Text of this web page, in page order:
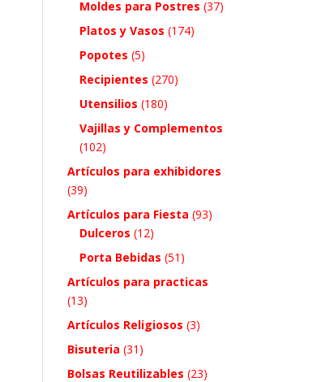
Moldes para Postres (37)
Platos y Vasos (174)
Popotes (5)
Recipientes (270)
Utensilios (180)
Vajillas y Complementos
(102)
Artículos para exhibidores
(39)
Artículos para Fiesta (93)
Dulceros (12)
Porta Bebidas (51)
Artículos para practicas
(13)
Artículos Religiosos (3)
Bisuteria (31)
Bolsas Reutilizables (23)